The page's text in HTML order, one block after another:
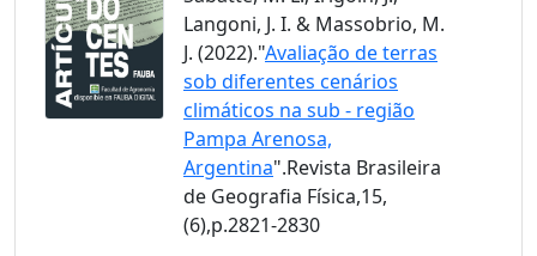
Langoni, J. I. & Massobrio, M.
J. (2022)."Avaliação de terras
sob diferentes cenários
climáticos na sub - região
Pampa Arenosa,
Argentina".Revista Brasileira
de Geografia Física,15,
(6),p.2821-2830